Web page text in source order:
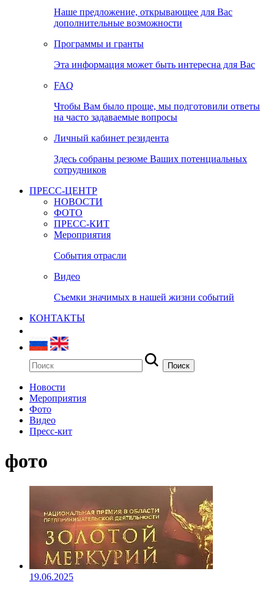
Наше предложение, открывающее для Вас
дополнительные возможности
Программы и гранты
Эта информация может быть интересна для Вас
FAQ
Чтобы Вам было проще, мы подготовили ответы
на часто задаваемые вопросы
Личный кабинет резидента
Здесь собраны резюме Ваших потенциальных
сотрудников
ПРЕСС-ЦЕНТР
НОВОСТИ
ФОТО
ПРЕСС-КИТ
Мероприятия
События отрасли
Видео
Съемки значимых в нашей жизни событий
КОНТАКТЫ
Новости
Мероприятия
Фото
Видео
Пресс-кит
фото
19.06.2025